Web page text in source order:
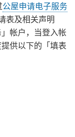
公屋申请电子服务
表及相关声明
帐户，当登入帐
供以下的「填表